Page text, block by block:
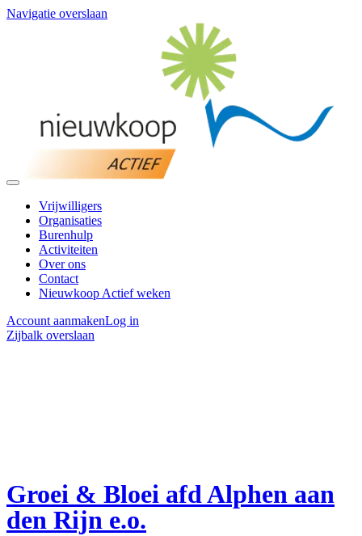
Navigatie overslaan
Vrijwilligers
Organisaties
Burenhulp
Activiteiten
Over ons
Contact
Nieuwkoop Actief weken
Account aanmakenLog in
Zijbalk overslaan
Groei & Bloei afd Alphen aan
den Rijn e.o.